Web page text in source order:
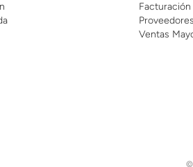
Facturación
Proveedores
Ventas
©